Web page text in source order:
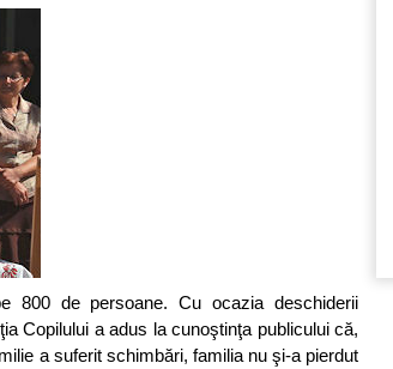
800 de persoane. Cu ocazia deschiderii
Copilului a adus la cunoştinţa publicului că,
a suferit schimbări, familia nu şi-a pierdut